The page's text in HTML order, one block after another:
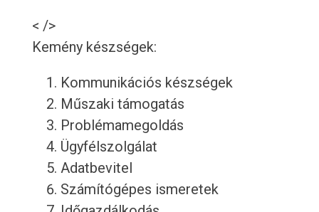
< />
Kemény készségek:
Kommunikációs készségek
Műszaki támogatás
Problémamegoldás
Ügyfélszolgálat
Adatbevitel
Számítógépes ismeretek